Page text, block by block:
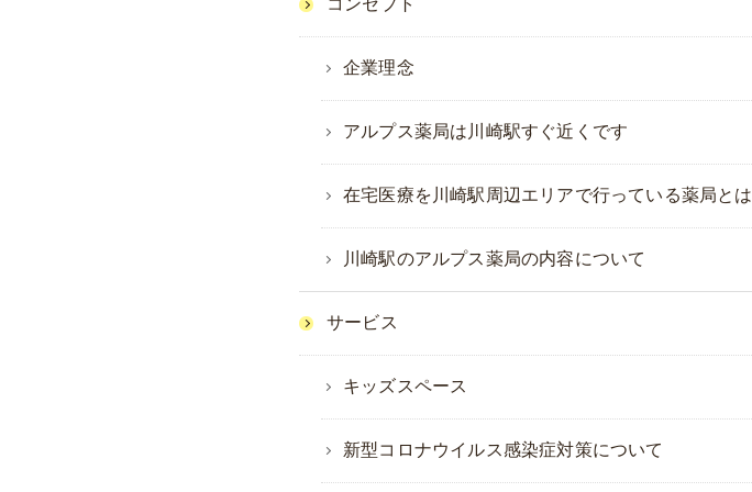
コンセプト
企業理念
アルプス薬局は川崎駅すぐ近くです
在宅医療を川崎駅周辺エリアで行っている薬局とは
川崎駅のアルプス薬局の内容について
サービス
キッズスペース
新型コロナウイルス感染症対策について